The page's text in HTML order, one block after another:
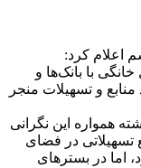
اعلام کرد:
با بانک‌ها و
و تسهیلات منجر
همواره این نگرانی
در فضای
اما در بسترهای